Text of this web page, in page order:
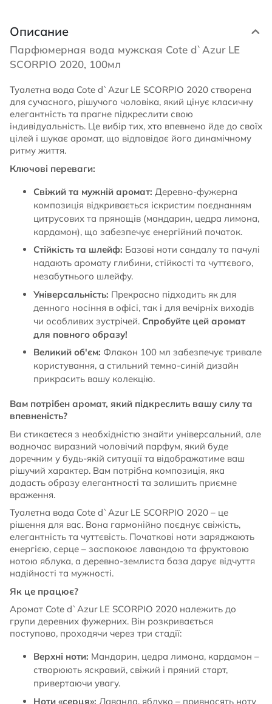
Описание
Парфюмерная вода мужская Cote d`Azur LE
SCORPIO 2020, 100мл
Туалетна вода Cote d`Azur LE SCORPIO 2020 створена
для сучасного, рішучого чоловіка, який цінує класичну
елегантність та прагне підкреслити свою
індивідуальність. Це вибір тих, хто впевнено йде до своїх
цілей і шукає аромат, що відповідає його динамічному
ритму життя.
Ключові переваги:
Свіжий та мужній аромат: Деревно-фужерна
композиція відкривається іскристим поєднанням
цитрусових та прянощів (мандарин, цедра лимона,
кардамон), що забезпечує енергійний початок.
Стійкість та шлейф: Базові ноти сандалу та пачулі
надають аромату глибини, стійкості та чуттєвого,
незабутнього шлейфу.
Універсальність: Прекрасно підходить як для
денного носіння в офісі, так і для вечірніх виходів
чи особливих зустрічей. Спробуйте цей аромат
для повного образу!
Великий об'єм: Флакон 100 мл забезпечує тривале
користування, а стильний темно-синій дизайн
прикрасить вашу колекцію.
Вам потрібен аромат, який підкреслить вашу силу та
впевненість?
Ви стикаєтеся з необхідністю знайти універсальний, але
водночас виразний чоловічий парфум, який буде
доречним у будь-якій ситуації та відображатиме ваш
рішучий характер. Вам потрібна композиція, яка
додасть образу елегантності та залишить приємне
враження.
Туалетна вода Cote d`Azur LE SCORPIO 2020 – це
рішення для вас. Вона гармонійно поєднує свіжість,
елегантність та чуттєвість. Початкові ноти заряджають
енергією, серце – заспокоює лавандою та фруктовою
нотою яблука, а деревно-землиста база дарує відчуття
надійності та мужності.
Як це працює?
Аромат Cote d`Azur LE SCORPIO 2020 належить до
групи деревних фужерних. Він розкривається
поступово, проходячи через три стадії:
Верхні ноти: Мандарин, цедра лимона, кардамон –
створюють яскравий, свіжий і пряний старт,
привертаючи увагу.
Ноти «серця»: Лаванда, яблуко – привносять ноту